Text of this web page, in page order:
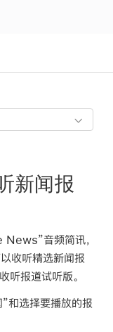
新闻报
音频简讯，
收听精选新闻报
听报道试听版。
和选择要播放的报